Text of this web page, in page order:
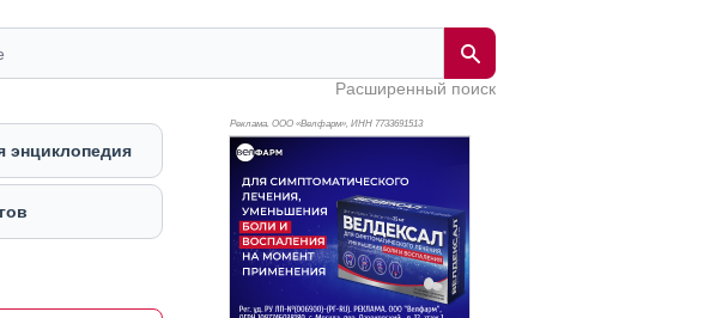
Расширенный поиск
энциклопедия
Реклама. ООО «Велфарм», ИНН 7733691513